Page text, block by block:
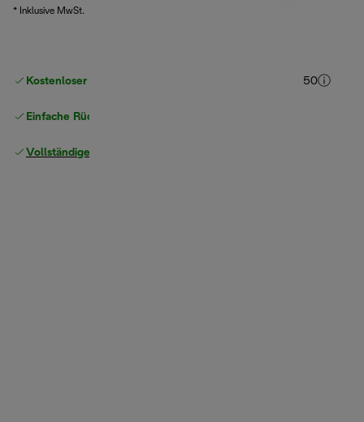
* Inklusive MwSt.
Kostenloser Versand ab einem Einkaufswert von CHF 50
Einfache Rückgabe
Vollständige Herstellergarantie